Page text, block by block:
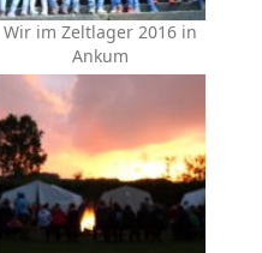
Wir im Zeltlager 2016 in
Ankum